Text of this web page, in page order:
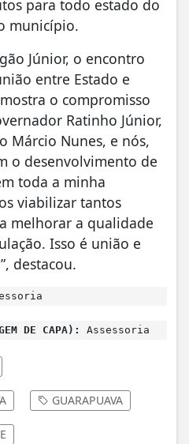
para todo estado do
município.
Júnior, o encontro
entre Estado e
o compromisso
Ratinho Júnior,
Márcio Nunes, e nós,
o desenvolvimento de
toda a minha
viabilizar tantos
melhorar a qualidade
Isso é união e
destacou.
DE CAPA): Assessoria
GUARAPUAVA